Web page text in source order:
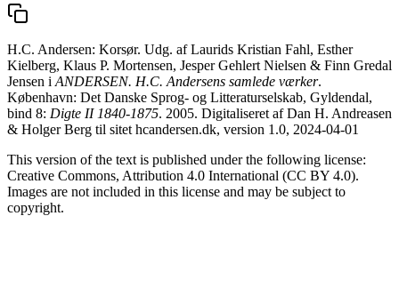
H.C. Andersen: Korsør. Udg. af Laurids Kristian Fahl, Esther
Kielberg, Klaus P. Mortensen, Jesper Gehlert Nielsen & Finn Gredal
Jensen i ANDERSEN. H.C. Andersens samlede værker.
København: Det Danske Sprog- og Litteraturselskab, Gyldendal,
bind 8: Digte II 1840-1875. 2005. Digitaliseret af Dan H. Andreasen
& Holger Berg til sitet hcandersen.dk, version 1.0, 2024-04-01
This version of the text is published under the following license:
Creative Commons, Attribution 4.0 International (CC BY 4.0).
Images are not included in this license and may be subject to
copyright.